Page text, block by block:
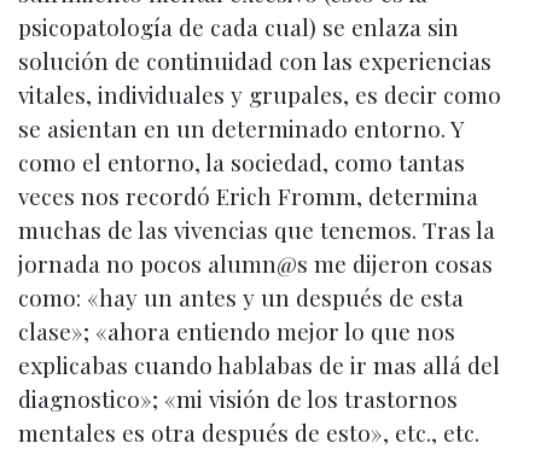
psicopatología de cada cual) se enlaza sin
solución de continuidad con las experiencias
vitales, individuales y grupales, es decir como
se asientan en un determinado entorno. Y
como el entorno, la sociedad, como tantas
veces nos recordó Erich Fromm, determina
muchas de las vivencias que tenemos. Tras la
jornada no pocos alumn@s me dijeron cosas
como: «hay un antes y un después de esta
clase»; «ahora entiendo mejor lo que nos
explicabas cuando hablabas de ir mas allá del
diagnostico»; «mi visión de los trastornos
mentales es otra después de esto», etc., etc.